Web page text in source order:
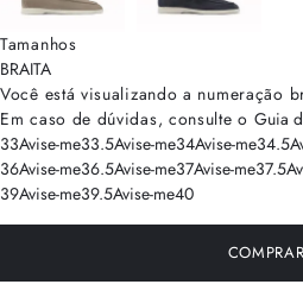
Tamanhos
BRAITA
Você está visualizando a numeração
Em caso de dúvidas, consulte o Guia
33Avise-me33.5Avise-me34Avise-me34.5
36Avise-me36.5Avise-me37Avise-me37.5
39Avise-me39.5Avise-me40
COMPRAR